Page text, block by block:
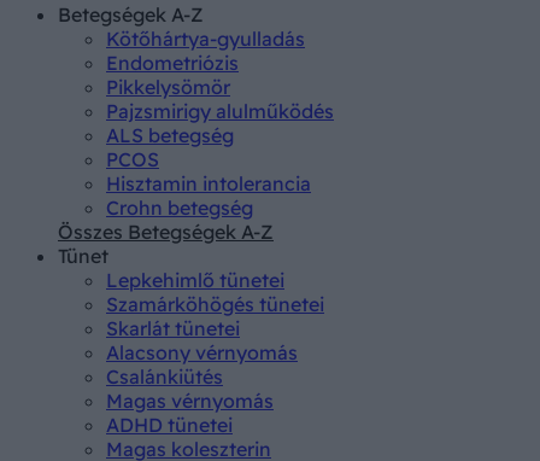
Betegségek A-Z
Kötőhártya-gyulladás
Endometriózis
Pikkelysömör
Pajzsmirigy alulműködés
ALS betegség
PCOS
Hisztamin intolerancia
Crohn betegség
Összes Betegségek A-Z
Tünet
Lepkehimlő tünetei
Szamárköhögés tünetei
Skarlát tünetei
Alacsony vérnyomás
Csalánkiütés
Magas vérnyomás
ADHD tünetei
Magas koleszterin